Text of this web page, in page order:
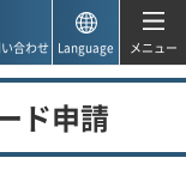
合わせ Language メニュー
ド申請